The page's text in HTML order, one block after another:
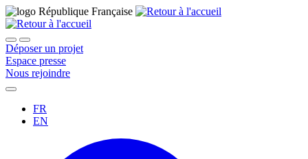
Déposer un projet
Espace presse
Nous rejoindre
FR
EN